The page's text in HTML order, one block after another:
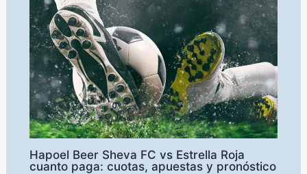
Hapoel Beer Sheva FC vs Estrella Roja
cuanto paga: cuotas, apuestas y pronóstico